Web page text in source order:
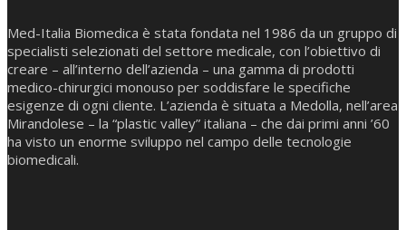
Med-Italia Biomedica è stata fondata nel 1986 da un gruppo di
specialisti selezionati del settore medicale, con l’obiettivo di
creare – all’interno dell’azienda – una gamma di prodotti
medico-chirurgici monouso per soddisfare le specifiche
esigenze di ogni cliente. L’azienda è situata a Medolla, nell’area
Mirandolese – la “plastic valley” italiana – che dai primi anni ’60
ha visto un enorme sviluppo nel campo delle tecnologie
biomedicali.